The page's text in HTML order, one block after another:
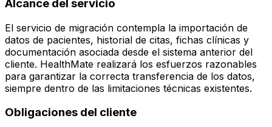
Alcance del servicio
El servicio de migración contempla la importación de
datos de pacientes, historial de citas, fichas clínicas y
documentación asociada desde el sistema anterior del
cliente. HealthMate realizará los esfuerzos razonables
para garantizar la correcta transferencia de los datos,
siempre dentro de las limitaciones técnicas existentes.
Obligaciones del cliente